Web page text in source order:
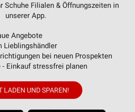
Schuhe Filialen & Öffnungszeiten in
unserer App.
Angebote
Lieblingshändler
bei neuen Prospekten
Einkauf stressfrei planen
LADEN UND SPAREN!